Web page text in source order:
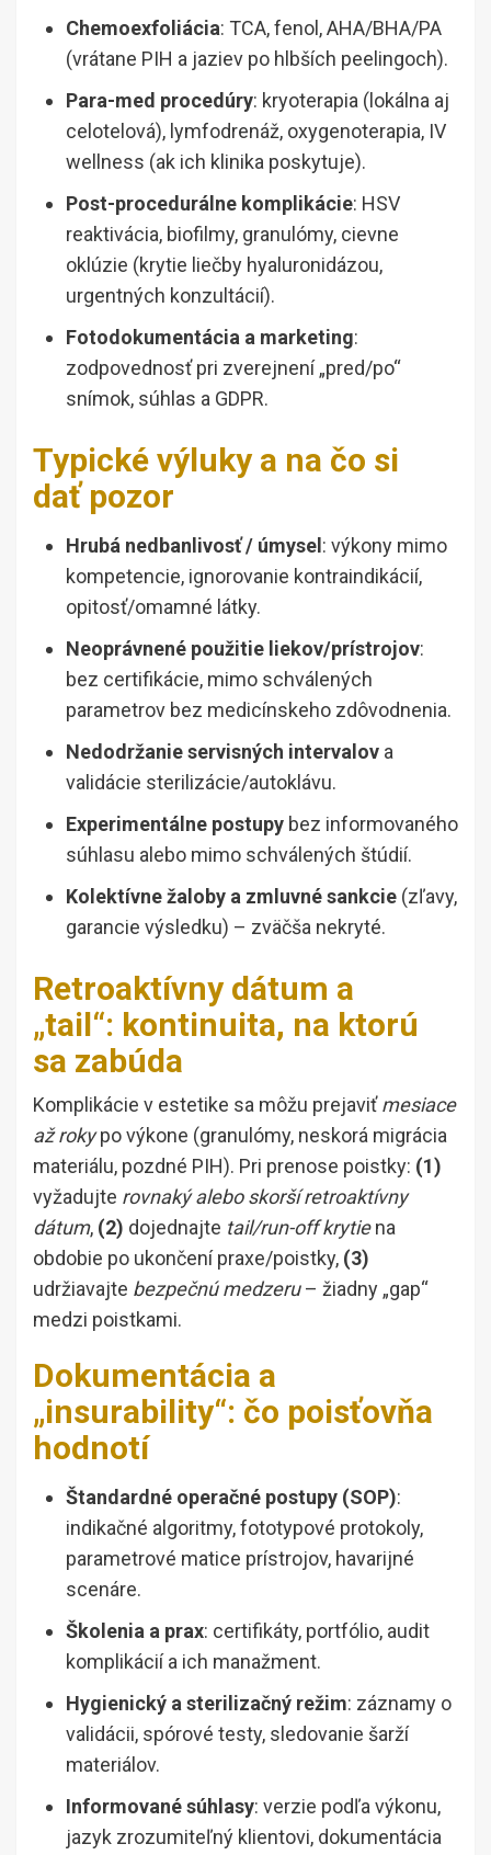
Chemoexfoliácia: TCA, fenol, AHA/BHA/PA
(vrátane PIH a jaziev po hlbších peelingoch).
Para-med procedúry: kryoterapia (lokálna aj
celotelová), lymfodrenáž, oxygenoterapia, IV
wellness (ak ich klinika poskytuje).
Post-procedurálne komplikácie: HSV
reaktivácia, biofilmy, granulómy, cievne
oklúzie (krytie liečby hyaluronidázou,
urgentných konzultácií).
Fotodokumentácia a marketing:
zodpovednosť pri zverejnení „pred/po“
snímok, súhlas a GDPR.
Typické výluky a na čo si
dať pozor
Hrubá nedbanlivosť / úmysel : výkony mimo
kompetencie, ignorovanie kontraindikácií,
opitosť/omamné látky.
Neoprávnené použitie liekov/prístrojov:
bez certifikácie, mimo schválených
parametrov bez medicínskeho zdôvodnenia.
Nedodržanie servisných intervalov a
validácie sterilizácie/autoklávu.
Experimentálne postupy bez informovaného
súhlasu alebo mimo schválených štúdií.
Kolektívne žaloby a zmluvné sankcie (zľavy,
garancie výsledku) – zväčša nekryté.
Retroaktívny dátum a
„tail“: kontinuita, na ktorú
sa zabúda
Komplikácie v estetike sa môžu prejaviťmesiace
až rokypo výkone (granulómy, neskorá migrácia
materiálu, pozdné PIH). Pri prenose poistky: (1)
vyžadujte rovnaký alebo skorší retroaktívny
dátum, (2) dojednajte tail/run-off krytiena
obdobie po ukončení praxe/poistky, (3)
udržiavajte bezpečnú medzeru– žiadny „gap“
medzi poistkami.
Dokumentácia a
„insurability“: čo poisťovňa
hodnotí
Štandardné operačné postupy (SOP):
indikačné algoritmy, fototypové protokoly,
parametrové matice prístrojov, havarijné
scenáre.
Školenia a prax: certifikáty, portfólio, audit
komplikácií a ich manažment.
Hygienický a sterilizačný režim: záznamy o
validácii, spórové testy, sledovanie šarží
materiálov.
Informované súhlasy: verzie podľa výkonu,
jazyk zrozumiteľný klientovi, dokumentácia